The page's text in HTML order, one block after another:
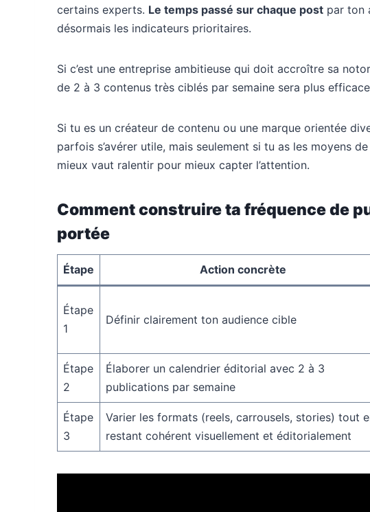
certains experts. Le temps passé sur chaque post par ton
désormais les indicateurs prioritaires.
Si c’est une entreprise ambitieuse qui doit accroître sa
de 2 à 3 contenus très ciblés par semaine sera plus
Si tu es un créateur de contenu ou une marque orientée
parfois s’avérer utile, mais seulement si tu as les moyens
mieux vaut ralentir pour mieux capter l’attention.
Comment construire ta fréquence de
portée
Étape Action concrète
Étape
1
Définir clairement ton audience cible
Étape
2
Élaborer un calendrier éditorial avec 2 à 3
publications par semaine
Étape
3
Varier les formats (reels, carrousels, stories) tout
restant cohérent visuellement et éditorialement